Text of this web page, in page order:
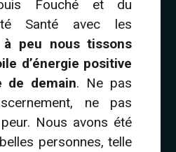
Fouché et du
Santé avec les
à peu nous tissons
d’énergie positive
de demain. Ne pas
ne pas
Nous avons été
personnes, telle